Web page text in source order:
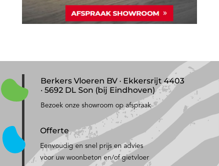
Berkers Vloeren BV · Ekkersrijt 4403
· 5692 DL Son (bij Eindhoven)
Bezoek onze showroom op afspraak
Offerte
Eenvoudig en snel prijs en advies
voor uw woonbeton en/of gietvloer